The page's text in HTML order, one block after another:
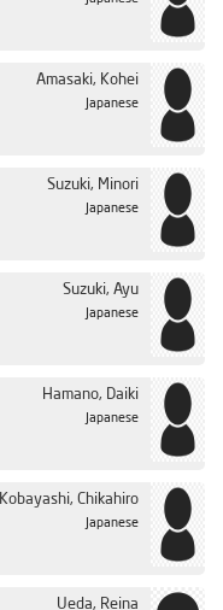
Amasaki, Kohei
Japanese
Suzuki, Minori
Japanese
Suzuki, Ayu
Japanese
Hamano, Daiki
Japanese
Kobayashi, Chikahiro
Japanese
Ueda, Reina